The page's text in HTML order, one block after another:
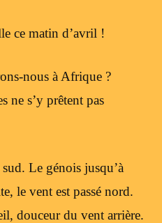
ce matin d’avril !
nous à Afrique ?
ne s’y prêtent pas
Le génois jusqu’à
le vent est passé nord.
douceur du vent arrière.